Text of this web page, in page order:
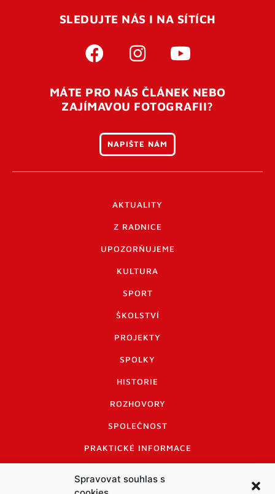
Spravovat souhlas s
SLEDUJTE NÁS I NA SÍTÍCH
MÁTE PRO NÁS ČLÁNEK NEBO
ZAJÍMAVOU FOTOGRAFII?
NAPIŠTE NÁM
AKTUALITY
Z RADNICE
UPOZORŇUJEME
KULTURA
SPORT
ŠKOLSTVÍ
PROJEKTY
SPOLKY
HISTORIE
ROZHOVORY
SPOLEČNOST
PRAKTICKÉ INFORMACE